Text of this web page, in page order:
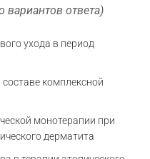
вариантов ответа)
ухода в период
комплексной
монотерапии при
дерматита